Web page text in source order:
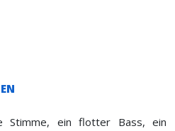
Stimme, ein flotter Bass, ein